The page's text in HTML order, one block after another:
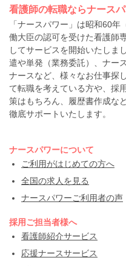
看護師の転職ならナース
「ナースパワー」は昭和60
働大臣の認可を受けた看護師
してサービスを開始いたしま
遣や単発（業務委託）、ナー
ナースなど、様々なお仕事探
て転職を考えている方や、採
策はもちろん、履歴書作成な
徹底サポートいたします。
ナースパワーについて
ご利用がはじめての方へ
全国の求人を見る
ナースパワーご利用者の声
採用ご担当者様へ
看護師紹介サービス
応援ナースサービス